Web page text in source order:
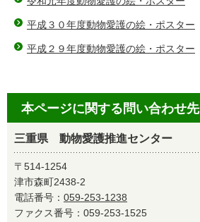
平成３０年度動物愛護の絵・ポスター
平成２９年度動物愛護の絵・ポスター
本ページに関する問い合わせ先
三重県 動物愛護推進センター
〒514-1254
津市森町2438-2
電話番号： 059-253-1238
ファクス番号：059-253-1525